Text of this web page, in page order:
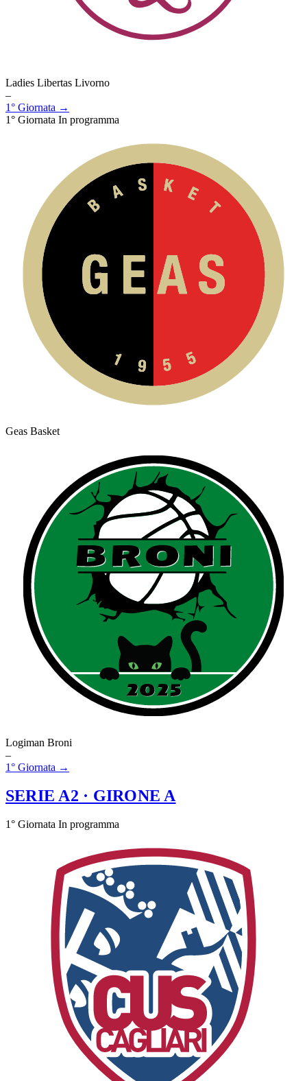
Ladies Libertas Livorno
–
1° Giornata →
1° Giornata In programma
Geas Basket
Logiman Broni
–
1° Giornata →
SERIE A2 · GIRONE A
1° Giornata In programma